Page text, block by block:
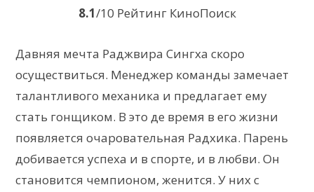
8.1/10 Рейтинг КиноПоиск
Давняя мечта Раджвира Сингха скоро
осуществиться. Менеджер команды замечает
талантливого механика и предлагает ему
стать гонщиком. В это де время в его жизни
появляется очаровательная Радхика. Парень
добивается успеха и в спорте, и в любви. Он
становится чемпионом, женится. У них с